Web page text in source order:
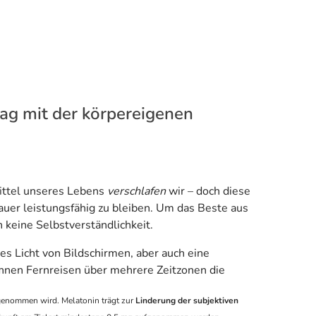
mit der körpereigenen
unseres Lebens verschlafenwir – doch diese
leistungsfähig zu bleiben. Um das Beste aus
keine Selbstverständlichkeit.
Licht von Bildschirmen, aber auch eine
Fernreisen über mehrere Zeitzonen die
wird. Melatonin trägt zur Linderung der subjektiven